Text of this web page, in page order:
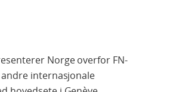
Norge overfor FN-
internasjonale